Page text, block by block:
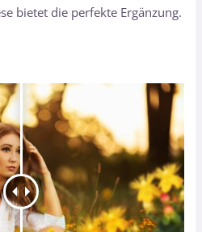
bietet die perfekte Ergänzung.